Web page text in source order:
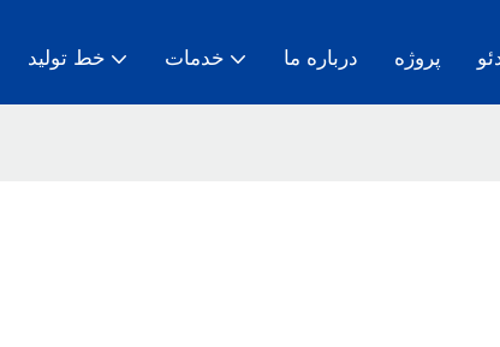
خط تولید خدمات درباره ما پروژه